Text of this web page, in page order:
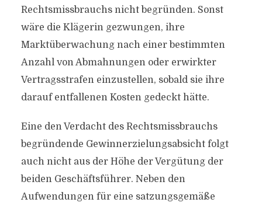
Rechtsmissbrauchs nicht begründen. Sonst
wäre die Klägerin gezwungen, ihre
Marktüberwachung nach einer bestimmten
Anzahl von Abmahnungen oder erwirkter
Vertragsstrafen einzustellen, sobald sie ihre
darauf entfallenen Kosten gedeckt hätte.
Eine den Verdacht des Rechtsmissbrauchs
begründende Gewinnerzielungsabsicht folgt
auch nicht aus der Höhe der Vergütung der
beiden Geschäftsführer. Neben den
Aufwendungen für eine satzungsgemäße